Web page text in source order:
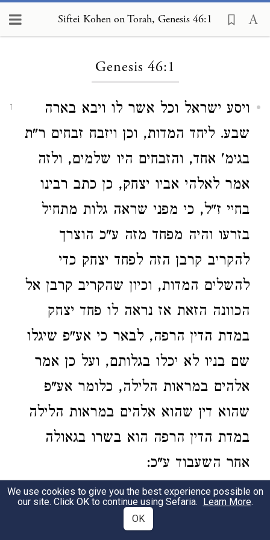
Siftei Kohen on Torah, Genesis 46:1
Genesis 46:1
1
ויסע ישראל וכל אשר לו ויבא בארה
שבע. ליחד המדות, וכן ויזבח זבחים ר"ת
בגימ' אחד, והזבחים היו שלמים, ולזה
אמר לאלהי אביו יצחק, כן כתב רבינו
בחיי ז"ל, כי מפני שראה גלות מתחיל
בזרעו והיה מפחד מזה ע"כ הוצרך
להקריב קרבן הזה לפחד יצחק כדי
להשלים המדות, וכיון שהקריב קרבן אל
הכוונה הזאת אז נראה לו פחד יצחק
במדת הדין הרפה, לבאר כי אע"פ שיגלו
שם בניו לא יכלו בגלותם, ועל כן אמר
אלהים במראות הלילה, כלומר אע"פ
שהוא דין שהוא אלהים במראות הלילה
במדת הדין הרפה הוא בשרו בגאולה
אחר השעבוד ע"כ:
במדרש א"ר יהושע חזרתי על כל בעלי
אגדה שבדרום שיאמרו לי פסוק זה ולא
We use cookies to give you the best experience possible on
our site. Click OK to continue using Sefaria. Learn More.
OK